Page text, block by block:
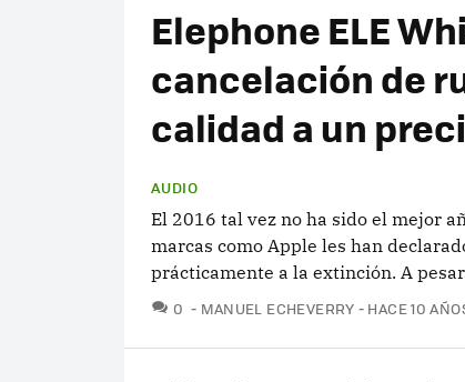
Elephone ELE
cancelación de
calidad a un
AUDIO
El 2016 tal vez no ha sido el mejor
marcas como Apple les han
prácticamente a la extinción. A
0 COMENTARIOS
MANUEL ECHEVERRY HACE 10